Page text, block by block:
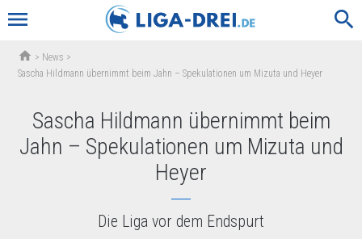
menu search
home > News >
Sascha Hildmann übernimmt beim Jahn – Spekulationen um Mizuta und Heyer
Sascha Hildmann übernimmt beim
Jahn – Spekulationen um Mizuta und
Heyer
Die Liga vor dem Endspurt